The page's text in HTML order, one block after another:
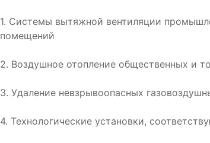
1. Системы вытяжной вентиляции
помещений
2. Воздушное отопление общественных и
3. Удаление невзрывоопасных
4. Технологические установки,